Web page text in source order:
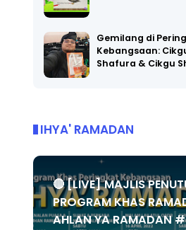
Gemilang di
Kebangsaan:
Shafura & Cikgu
IHYA' RAMADAN
🔴 [LIVE] MAJLIS
PROGRAM KHAS
AHLAN YA RAMADAN